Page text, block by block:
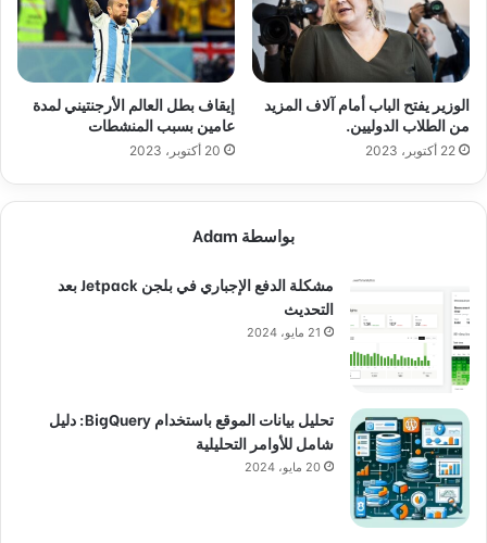
الوزير يفتح الباب أمام آلاف المزيد
من الطلاب الدوليين.
22 أكتوبر، 2023
إيقاف بطل العالم الأرجنتيني لمدة
عامين بسبب المنشطات
20 أكتوبر، 2023
بواسطة Adam
مشكلة الدفع الإجباري في بلجن Jetpack بعد
التحديث
21 مايو، 2024
تحليل بيانات الموقع باستخدام BigQuery: دليل
شامل للأوامر التحليلية
20 مايو، 2024